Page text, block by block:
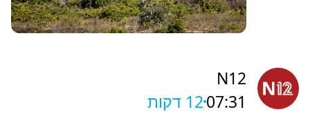
N12
07:3112 דקות